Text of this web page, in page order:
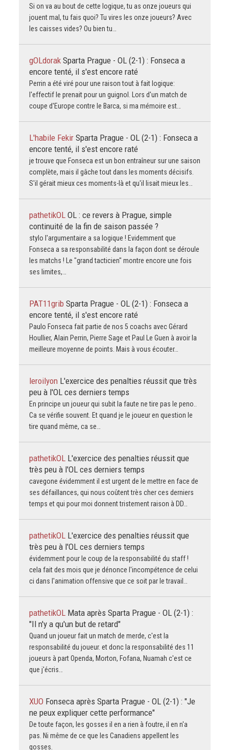
Si on va au bout de cette logique, tu as onze joueurs qui
jouent mal, tu fais quoi? Tu vires les onze joueurs? Avec
les caisses vides? Ou bien tu…
gOLdorak Sparta Prague - OL (2-1) : Fonseca a
encore tenté, il s'est encore raté
Perrin a été viré pour une raison tout à fait logique:
l'effectif le prenait pour un guignol. Lors d'un match de
coupe d'Europe contre le Barca, si ma mémoire est…
L'habile Fekir Sparta Prague - OL (2-1) : Fonseca a
encore tenté, il s'est encore raté
je trouve que Fonseca est un bon entraîneur sur une saison
complète, mais il gâche tout dans les moments décisifs.
S'il gérait mieux ces moments-là et qu'il lisait mieux les…
pathetikOL OL : ce revers à Prague, simple
continuité de la fin de saison passée ?
stylo l'argumentaire a sa logique ! Evidemment que
Fonseca a sa responsabilité dans la façon dont se déroule
les matchs ! Le "grand tacticien" montre encore une fois
ses limites,…
PAT11grib Sparta Prague - OL (2-1) : Fonseca a
encore tenté, il s'est encore raté
Paulo Fonseca fait partie de nos 5 coachs avec Gérard
Houllier, Alain Perrin, Pierre Sage et Paul Le Guen à avoir la
meilleure moyenne de points. Mais à vous écouter…
leroilyon L'exercice des penalties réussit que très
peu à l'OL ces derniers temps
En principe un joueur qui subit la faute ne tire pas le peno..
Ca se vérifie souvent. Et quand je le joueur en question le
tire quand même, ca se…
pathetikOL L'exercice des penalties réussit que
très peu à l'OL ces derniers temps
cavegone évidemment il est urgent de le mettre en face de
ses défaillances, qui nous coûtent très cher ces derniers
temps et qui pour moi donnent tristement raison à DD…
pathetikOL L'exercice des penalties réussit que
très peu à l'OL ces derniers temps
évidemment pour le coup de la responsabilité du staff !
cela fait des mois que je dénonce l'incompétence de celui
ci dans l'animation offensive que ce soit par le travail…
pathetikOL Mata après Sparta Prague - OL (2-1) :
"Il n'y a qu'un but de retard"
Quand un joueur fait un match de merde, c'est la
responsabilité du joueur. et donc la responsabilité des 11
joueurs à part Openda, Morton, Fofana, Nuamah c'est ce
que j'écris…
XUO Fonseca après Sparta Prague - OL (2-1) : "Je
ne peux expliquer cette performance"
De toute façon, les gosses il en a rien à foutre, il en n'a
pas. Ni même de ce que les Canadiens appellent les
gosses.